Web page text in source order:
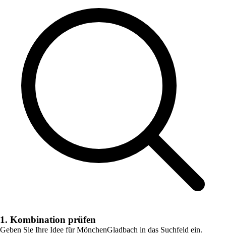
1. Kombination prüfen
Geben Sie Ihre Idee fürMönchenGladbach in das Suchfeld ein.